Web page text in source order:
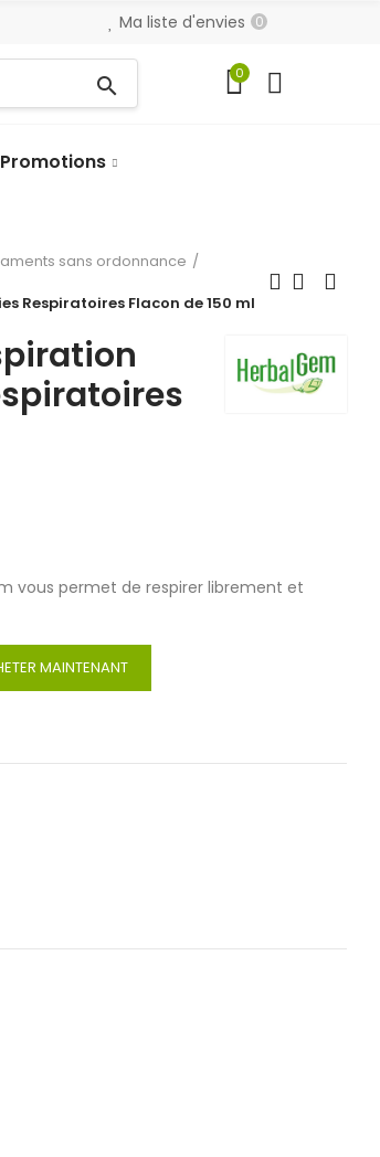
Ma liste d'envies 0
search 0
Promotions
sans ordonnance
Respiratoires Flacon de 150 ml
vous permet de respirer librement et
MAINTENANT